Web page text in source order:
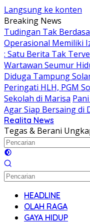
Langsung ke konten
Breaking News
Tudingan Tak
Operasional Memiliki
: Satu Berita Tak
Wartawan Seumur
Diduga Tampung
Peringati HLH, PGM
Sekolah di Marisa
Agar Siap Bersaing di
Realita News
Tegas & Berani
HEADLINE
OLAH RAGA
GAYA HIDUP